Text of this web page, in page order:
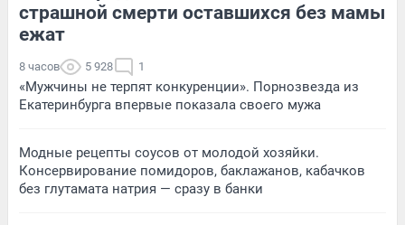
страшной смерти оставшихся без мамы
ежат
8 часов 5 928 1
«Мужчины не терпят конкуренции». Порнозвезда из
Екатеринбурга впервые показала своего мужа
Модные рецепты соусов от молодой хозяйки.
Консервирование помидоров, баклажанов, кабачков
без глутамата натрия — сразу в банки